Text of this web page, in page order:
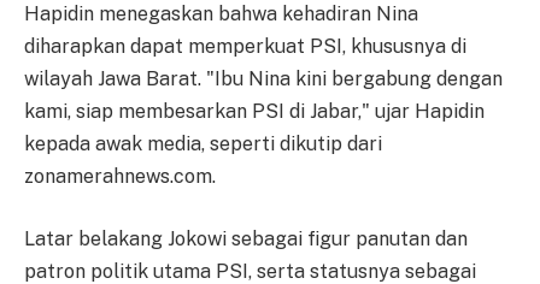
Hapidin menegaskan bahwa kehadiran Nina
diharapkan dapat memperkuat PSI, khususnya di
wilayah Jawa Barat. "Ibu Nina kini bergabung dengan
kami, siap membesarkan PSI di Jabar," ujar Hapidin
kepada awak media, seperti dikutip dari
zonamerahnews.com.
Latar belakang Jokowi sebagai figur panutan dan
patron politik utama PSI, serta statusnya sebagai